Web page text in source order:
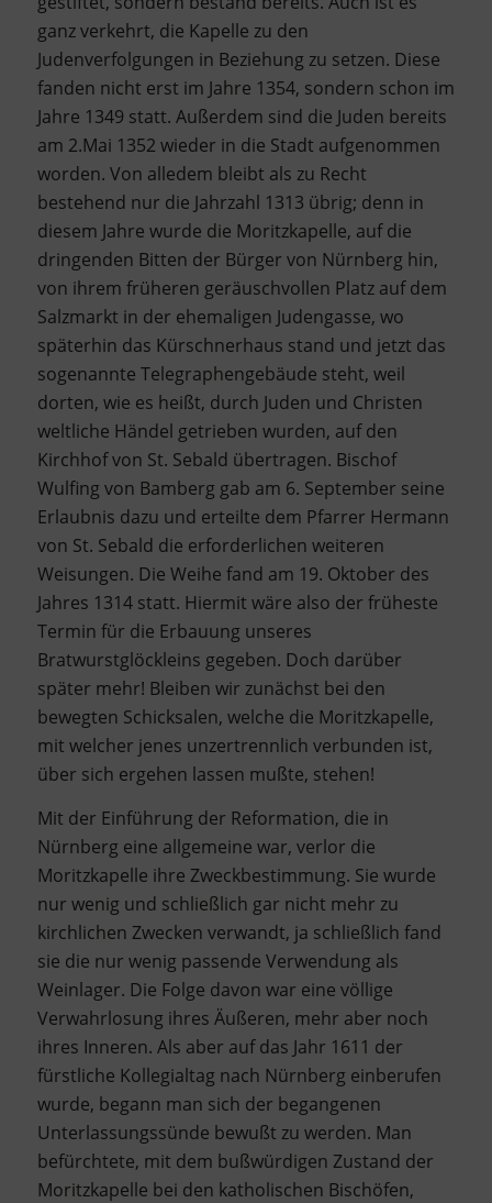
ganz verkehrt, die Kapelle zu den
Judenverfolgungen in Beziehung zu setzen. Diese
fanden nicht erst im Jahre 1354, sondern schon im
Jahre 1349 statt. Außerdem sind die Juden bereits
am 2.Mai 1352 wieder in die Stadt aufgenommen
worden. Von alledem bleibt als zu Recht
bestehend nur die Jahrzahl 1313 übrig; denn in
diesem Jahre wurde die Moritzkapelle, auf die
dringenden Bitten der Bürger von Nürnberg hin,
von ihrem früheren geräuschvollen Platz auf dem
Salzmarkt in der ehemaligen Judengasse, wo
späterhin das Kürschnerhaus stand und jetzt das
sogenannte Telegraphengebäude steht, weil
dorten, wie es heißt, durch Juden und Christen
weltliche Händel getrieben wurden, auf den
Kirchhof von St. Sebald übertragen. Bischof
Wulfing von Bamberg gab am 6. September seine
Erlaubnis dazu und erteilte dem Pfarrer Hermann
von St. Sebald die erforderlichen weiteren
Weisungen. Die Weihe fand am 19. Oktober des
Jahres 1314 statt. Hiermit wäre also der früheste
Termin für die Erbauung unseres
Bratwurstglöckleins gegeben. Doch darüber
später mehr! Bleiben wir zunächst bei den
bewegten Schicksalen, welche die Moritzkapelle,
mit welcher jenes unzertrennlich verbunden ist,
über sich ergehen lassen mußte, stehen!
Mit der Einführung der Reformation, die in
Nürnberg eine allgemeine war, verlor die
Moritzkapelle ihre Zweckbestimmung. Sie wurde
nur wenig und schließlich gar nicht mehr zu
kirchlichen Zwecken verwandt, ja schließlich fand
sie die nur wenig passende Verwendung als
Weinlager. Die Folge davon war eine völlige
Verwahrlosung ihres Äußeren, mehr aber noch
ihres Inneren. Als aber auf das Jahr 1611 der
fürstliche Kollegialtag nach Nürnberg einberufen
wurde, begann man sich der begangenen
Unterlassungssünde bewußt zu werden. Man
befürchtete, mit dem bußwürdigen Zustand der
Moritzkapelle bei den katholischen Bischöfen,